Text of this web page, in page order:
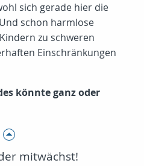
sich gerade hier die
schon harmlose
zu schweren
Einschränkungen
könnte ganz oder
mitwächst!